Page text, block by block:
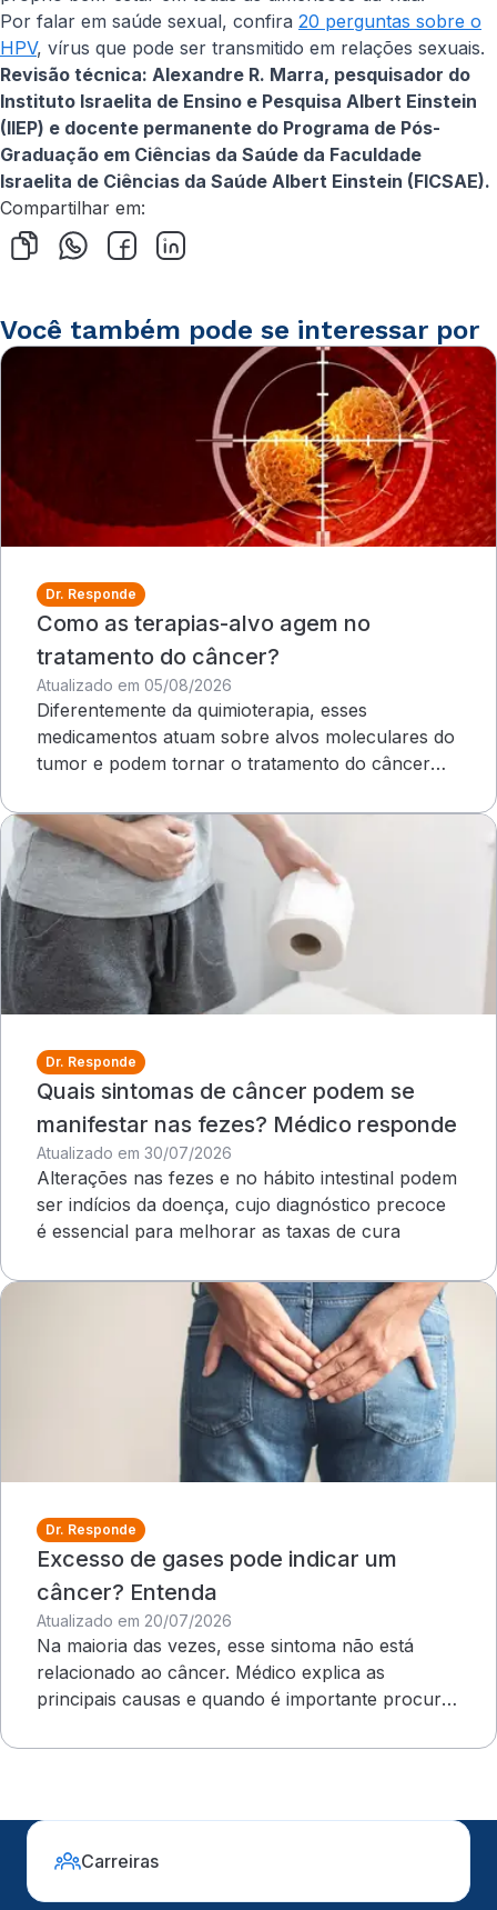
Por falar em saúde sexual, confira 20 perguntas sobre o
HPV, vírus que pode ser transmitido em relações sexuais.
Revisão técnica: Alexandre R. Marra, pesquisador do
Instituto Israelita de Ensino e Pesquisa Albert Einstein
(IIEP) e docente permanente do Programa de Pós-
Graduação em Ciências da Saúde da Faculdade
Israelita de Ciências da Saúde Albert Einstein (FICSAE).
Compartilhar em:
Você também pode se interessar por
Dr. Responde
Como as terapias-alvo agem no
tratamento do câncer?
Atualizado em 05/08/2026
Diferentemente da quimioterapia, esses
medicamentos atuam sobre alvos moleculares do
tumor e podem tornar o tratamento do câncer
Dr. Responde
Quais sintomas de câncer podem se
manifestar nas fezes? Médico responde
Atualizado em 30/07/2026
Alterações nas fezes e no hábito intestinal podem
ser indícios da doença, cujo diagnóstico precoce
é essencial para melhorar as taxas de cura
Dr. Responde
Excesso de gases pode indicar um
câncer? Entenda
Atualizado em 20/07/2026
Na maioria das vezes, esse sintoma não está
relacionado ao câncer. Médico explica as
principais causas e quando é importante procurar
Carreiras